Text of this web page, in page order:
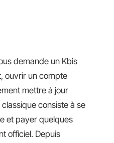
demande un Kbis
ouvrir un compte
mettre à jour
consiste à se
et payer quelques
officiel. Depuis